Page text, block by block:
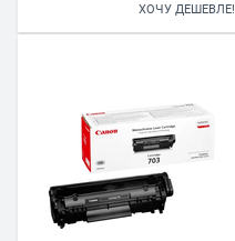
ХОЧУ ДЕШЕВЛЕ!